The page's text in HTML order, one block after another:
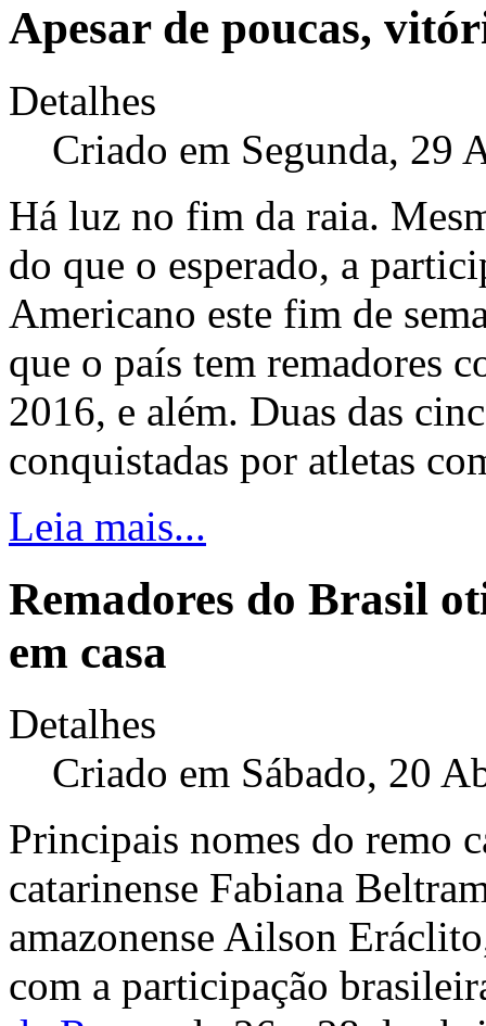
Apesar de poucas,
Detalhes
Criado em Segunda, 29
Há luz no fim da raia.
do que o esperado, a
Americano este fim de
que o país tem remadores
2016, e além. Duas das
conquistadas por atletas
Leia mais...
Remadores do Brasil
em casa
Detalhes
Criado em Sábado, 20
Principais nomes do remo
catarinense Fabiana
amazonense Ailson
com a participação